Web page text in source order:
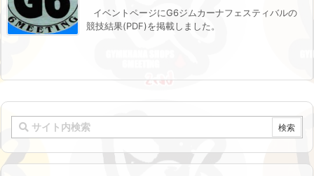
イベントページにG6ジムカーナフェスティバルの
競技結果(PDF)を掲載しました。